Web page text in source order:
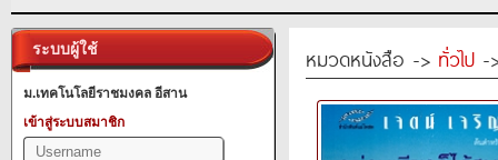
ระบบผู้ใช้
ม.เทคโนโลยีราชมงคล อีสาน
เข้าสู่ระบบสมาชิก
หมวดหนังสือ -> ทั่วไป -